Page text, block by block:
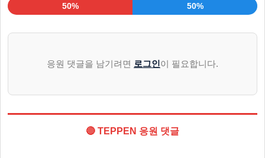
50%
50%
응원 댓글을 남기려면 로그인이 필요합니다.
🔴 TEPPEN 응원 댓글